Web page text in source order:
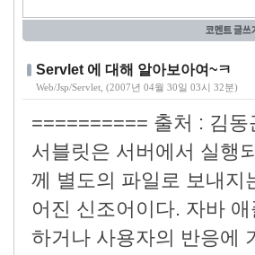
Servlet 에 대해 알아보아여~ㅋ
Web/Jsp/Servlet , (2007년 04월 30일 03시 32분)
========== 출처 : 김
서블릿은 서버에서 실행
께 별도의 파일로 보내지
어진 신조어이다. 자바
하거나 사용자의 반응에